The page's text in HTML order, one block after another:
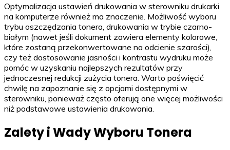
Optymalizacja ustawień drukowania w sterowniku drukarki
na komputerze również ma znaczenie. Możliwość wyboru
trybu oszczędzania tonera, drukowania w trybie czarno-
białym (nawet jeśli dokument zawiera elementy kolorowe,
które zostaną przekonwertowane na odcienie szarości),
czy też dostosowanie jasności i kontrastu wydruku może
pomóc w uzyskaniu najlepszych rezultatów przy
jednoczesnej redukcji zużycia tonera. Warto poświęcić
chwilę na zapoznanie się z opcjami dostępnymi w
sterowniku, ponieważ często oferują one więcej możliwości
niż podstawowe ustawienia drukowania.
Zalety i Wady Wyboru Tonera